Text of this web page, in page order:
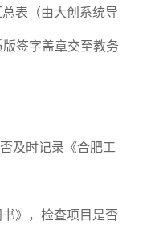
表（由大创系统导
签字盖章交至教务
及时记录《合肥工
》，检查项目是否